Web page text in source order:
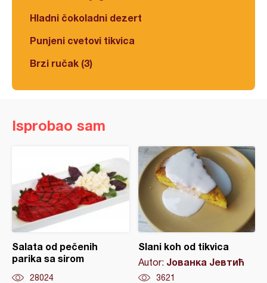
Hladni čokoladni dezert
Punjeni cvetovi tikvica
Brzi ručak (3)
Isprobao sam
Salata od pečenih
parika sa sirom
28024
Slani koh od tikvica
Autor: Јованка Јевтић
3621